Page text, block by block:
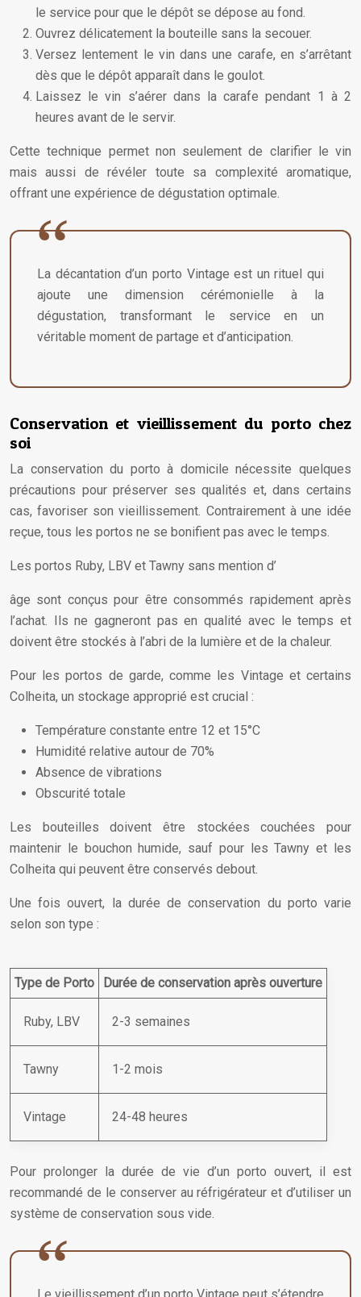
le service pour que le dépôt se dépose au fond.
Ouvrez délicatement la bouteille sans la secouer.
Versez lentement le vin dans une carafe, en s’arrêtant
dès que le dépôt apparaît dans le goulot.
Laissez le vin s’aérer dans la carafe pendant 1 à 2
heures avant de le servir.
Cette technique permet non seulement de clarifier le vin
mais aussi de révéler toute sa complexité aromatique,
offrant une expérience de dégustation optimale.
La décantation d’un porto Vintage est un rituel qui
ajoute une dimension cérémonielle à la
dégustation, transformant le service en un
véritable moment de partage et d’anticipation.
Conservation et vieillissement du porto chez
soi
La conservation du porto à domicile nécessite quelques
précautions pour préserver ses qualités et, dans certains
cas, favoriser son vieillissement. Contrairement à une idée
reçue, tous les portos ne se bonifient pas avec le temps.
Les portos Ruby, LBV et Tawny sans mention d’
âge sont conçus pour être consommés rapidement après
l’achat. Ils ne gagneront pas en qualité avec le temps et
doivent être stockés à l’abri de la lumière et de la chaleur.
Pour les portos de garde, comme les Vintage et certains
Colheita, un stockage approprié est crucial :
Température constante entre 12 et 15°C
Humidité relative autour de 70%
Absence de vibrations
Obscurité totale
Les bouteilles doivent être stockées couchées pour
maintenir le bouchon humide, sauf pour les Tawny et les
Colheita qui peuvent être conservés debout.
Une fois ouvert, la durée de conservation du porto varie
selon son type :
Type de Porto Durée de conservation après ouverture
Ruby, LBV 2-3 semaines
Tawny 1-2 mois
Vintage 24-48 heures
Pour prolonger la durée de vie d’un porto ouvert, il est
recommandé de le conserver au réfrigérateur et d’utiliser un
système de conservation sous vide.